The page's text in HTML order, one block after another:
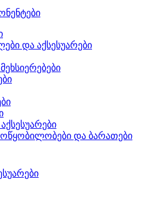
და აქსესუარები
და ბარათები